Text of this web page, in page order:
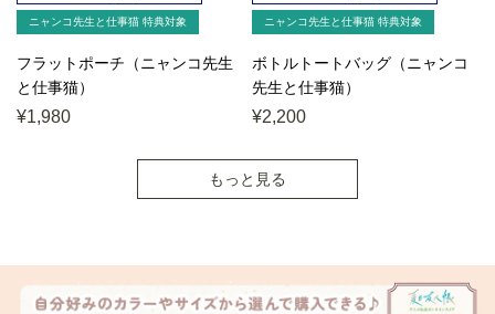
ニャンコ先生と仕事猫 特典対象
フラットポーチ（ニャンコ先生
と仕事猫）
¥1,980
ニャンコ先生と仕事猫 特典対象
ボトルトートバッグ（ニャンコ
先生と仕事猫）
¥2,200
もっと見る